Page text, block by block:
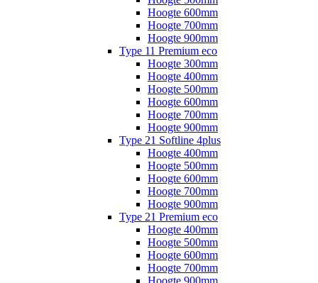
Hoogte 600mm
Hoogte 700mm
Hoogte 900mm
Type 11 Premium eco
Hoogte 300mm
Hoogte 400mm
Hoogte 500mm
Hoogte 600mm
Hoogte 700mm
Hoogte 900mm
Type 21 Softline 4plus
Hoogte 400mm
Hoogte 500mm
Hoogte 600mm
Hoogte 700mm
Hoogte 900mm
Type 21 Premium eco
Hoogte 400mm
Hoogte 500mm
Hoogte 600mm
Hoogte 700mm
Hoogte 900mm